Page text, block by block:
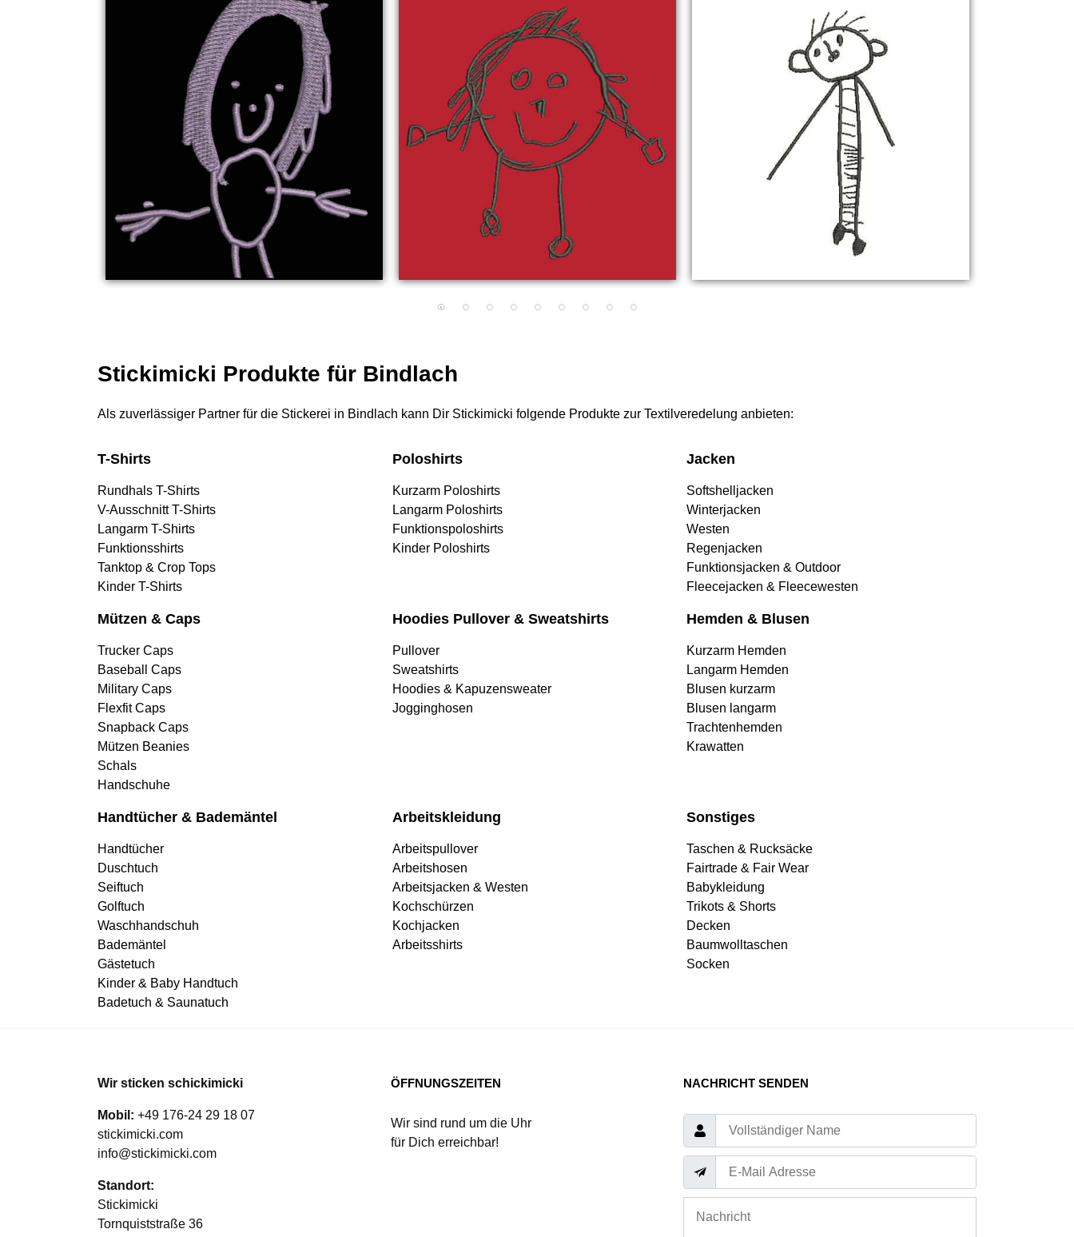
Stickimicki Produkte für Bindlach
Als zuverlässiger Partner für die Stickerei in Bindlach kann Dir Stickimicki folgende Produkte zur Textilveredelung anbieten:
T-Shirts
Rundhals T-Shirts
V-Ausschnitt T-Shirts
Langarm T-Shirts
Funktionsshirts
Tanktop & Crop Tops
Kinder T-Shirts
Poloshirts
Kurzarm Poloshirts
Langarm Poloshirts
Funktionspoloshirts
Kinder Poloshirts
Jacken
Softshelljacken
Winterjacken
Westen
Regenjacken
Funktionsjacken & Outdoor
Fleecejacken & Fleecewesten
Mützen & Caps
Trucker Caps
Baseball Caps
Military Caps
Flexfit Caps
Snapback Caps
Mützen Beanies
Schals
Handschuhe
Hoodies Pullover & Sweatshirts
Pullover
Sweatshirts
Hoodies & Kapuzensweater
Jogginghosen
Hemden & Blusen
Kurzarm Hemden
Langarm Hemden
Blusen kurzarm
Blusen langarm
Trachtenhemden
Krawatten
Handtücher & Bademäntel
Handtücher
Duschtuch
Seiftuch
Golftuch
Waschhandschuh
Bademäntel
Gästetuch
Kinder & Baby Handtuch
Badetuch & Saunatuch
Arbeitskleidung
Arbeitspullover
Arbeitshosen
Arbeitsjacken & Westen
Kochschürzen
Kochjacken
Arbeitsshirts
Sonstiges
Taschen & Rucksäcke
Fairtrade & Fair Wear
Babykleidung
Trikots & Shorts
Decken
Baumwolltaschen
Socken
Wir sticken schickimicki
Mobil: +49 176-24 29 18 07
stickimicki.com
info@stickimicki.com
Standort:
Stickimicki
Tornquiststraße 36
ÖFFNUNGSZEITEN
Wir sind rund um die Uhr
für Dich erreichbar!
NACHRICHT SENDEN